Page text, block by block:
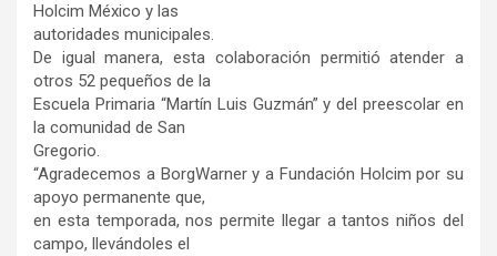
Holcim México y las
autoridades municipales.
De igual manera, esta colaboración permitió atender a
otros 52 pequeños de la
Escuela Primaria “Martín Luis Guzmán” y del preescolar en
la comunidad de San
Gregorio.
“Agradecemos a BorgWarner y a Fundación Holcim por su
apoyo permanente que,
en esta temporada, nos permite llegar a tantos niños del
campo, llevándoles el